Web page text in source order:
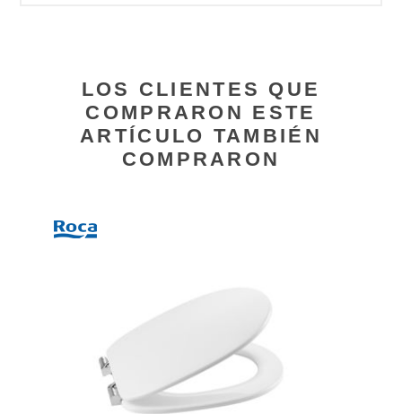
LOS CLIENTES QUE
COMPRARON ESTE
ARTÍCULO TAMBIÉN
COMPRARON